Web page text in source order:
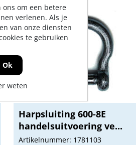
Harpsluiting 600-8E
handelsuitvoering ve...
Artikelnummer: 1781103
ons om een betere
verlenen. Als je
van onze diensten
te gebruiken
Ok
weten